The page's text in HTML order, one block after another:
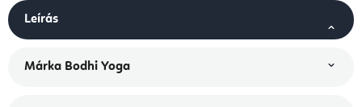
Leírás
Márka Bodhi Yoga